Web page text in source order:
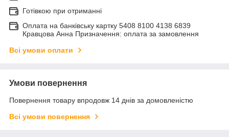
Готівкою при отриманні
Оплата на банківську картку 5408 8100 4138 6839
Кравцова Анна Призначення: оплата за замовлення
Всі умови оплати
Умови повернення
Повернення товару впродовж 14 днів за домовленістю
Всі умови повернення